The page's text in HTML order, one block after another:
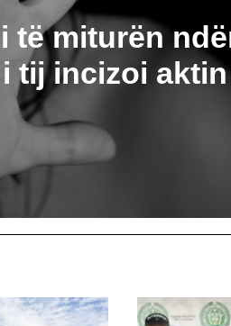
të miturën
tij incizoi aktin